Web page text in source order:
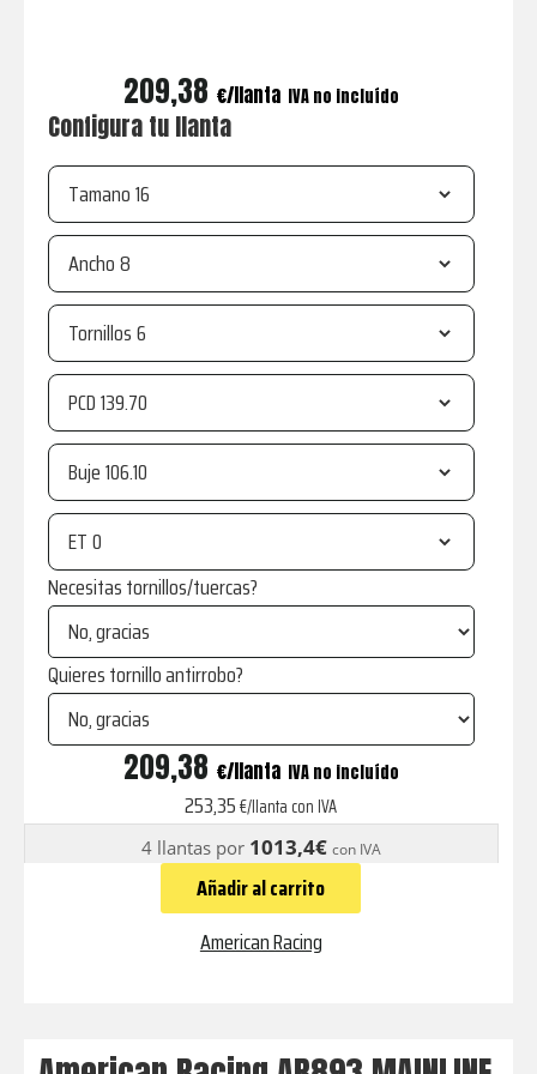
209,38 € IVA no incluído
Configura tu llanta
Tamano
Ancho
Tornillos
PCD
Buje
ET
Necesitas tornillos/tuercas?
Quieres tornillo antirrobo?
GLOSS
BLACK
209,38 € IVA no incluído
253,35€/llanta con IVA
4 llantas por 1013,4€ con IVA
Añadir al carrito
American Racing